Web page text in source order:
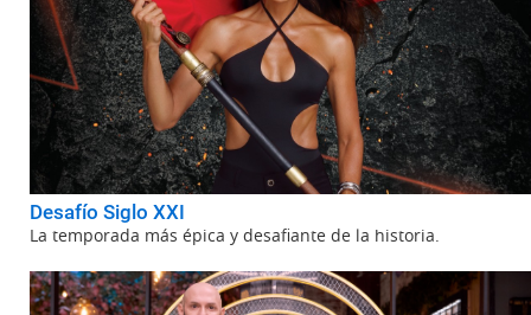
Desafío Siglo XXI
La temporada más épica y desafiante de la historia.